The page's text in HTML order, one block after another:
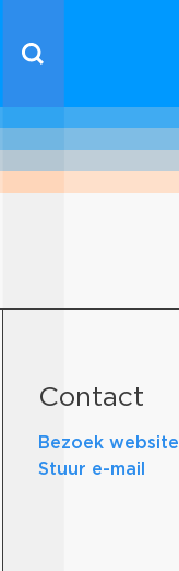
Contact
Bezoek website
Stuur e-mail